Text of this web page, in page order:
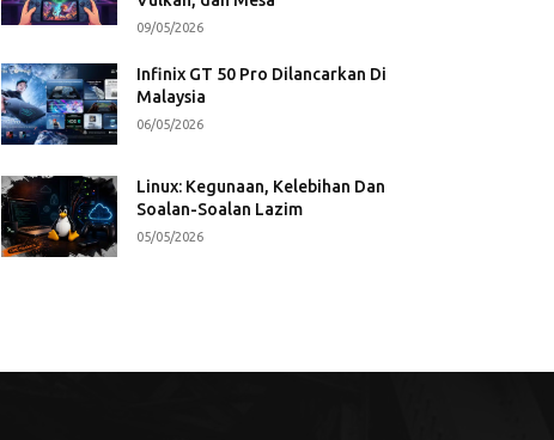
09/05/2026
Infinix GT 50 Pro Dilancarkan Di
Malaysia
06/05/2026
Linux: Kegunaan, Kelebihan Dan
Soalan-Soalan Lazim
05/05/2026